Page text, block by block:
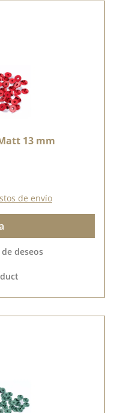
Breite Eyelets - Bordeaux - Matt 13 mm
de envío
deseos